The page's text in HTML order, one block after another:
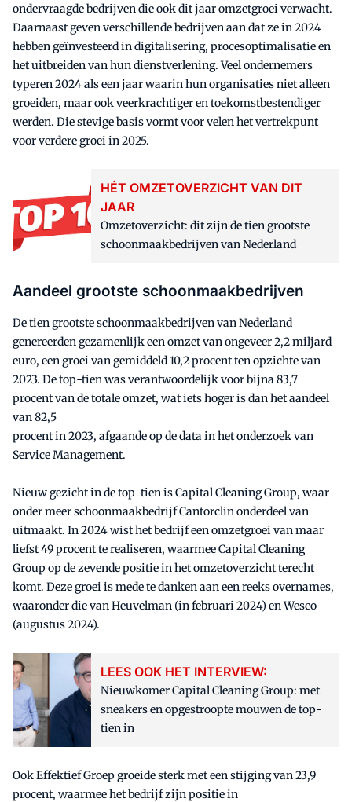
ondervraagde bedrijven die ook dit jaar omzetgroei verwacht.
Daarnaast geven verschillende bedrijven aan dat ze in 2024
hebben geïnvesteerd in digitalisering, procesoptimalisatie en
het uitbreiden van hun dienstverlening. Veel ondernemers
typeren 2024 als een jaar waarin hun organisaties niet alleen
groeiden, maar ook veerkrachtiger en toekomstbestendiger
werden. Die stevige basis vormt voor velen het vertrekpunt
voor verdere groei in 2025.
HÉT OMZETOVERZICHT VAN DIT
JAAR
Omzetoverzicht: dit zijn de tien grootste
schoonmaakbedrijven van Nederland
Aandeel grootste schoonmaakbedrijven
De tien grootste schoonmaakbedrijven van Nederland
genereerden gezamenlijk een omzet van ongeveer 2,2 miljard
euro, een groei van gemiddeld 10,2 procent ten opzichte van
2023. De top-tien was verantwoordelijk voor bijna 83,7
procent van de totale omzet, wat iets hoger is dan het aandeel
van 82,5
procent in 2023, afgaande op de data in het onderzoek van
Service Management.
Nieuw gezicht in de top-tien is Capital Cleaning Group, waar
onder meer schoonmaakbedrijf Cantorclin onderdeel van
uitmaakt. In 2024 wist het bedrijf een omzetgroei van maar
liefst 49 procent te realiseren, waarmee Capital Cleaning
Group op de zevende positie in het omzetoverzicht terecht
komt. Deze groei is mede te danken aan een reeks overnames,
waaronder die van Heuvelman (in februari 2024) en Wesco
(augustus 2024).
LEES OOK HET INTERVIEW:
Nieuwkomer Capital Cleaning Group: met
sneakers en opgestroopte mouwen de top-
tien in
Ook Effektief Groep groeide sterk met een stijging van 23,9
procent, waarmee het bedrijf zijn positie in